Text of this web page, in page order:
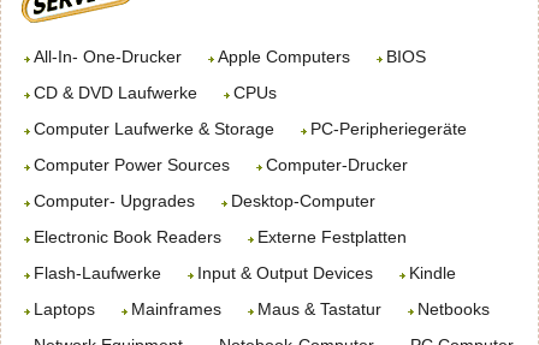
All-In- One-Drucker Apple Computers
BIOS
CD & DVD Laufwerke
CPUs
Computer Laufwerke & Storage
PC-Peripheriegeräte
Computer Power Sources
Computer-Drucker
Computer- Upgrades
Desktop-Computer
Electronic Book Readers
Externe Festplatten
Flash-Laufwerke
Input & Output Devices
Kindle
Laptops
Mainframes Maus & Tastatur
Netbooks